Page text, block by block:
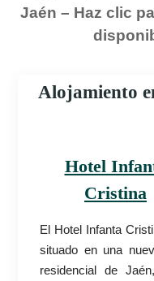
Jaén – Haz clic
Alojamiento
Hotel
Cristina
El Hotel Infanta
situado en una
residencial de